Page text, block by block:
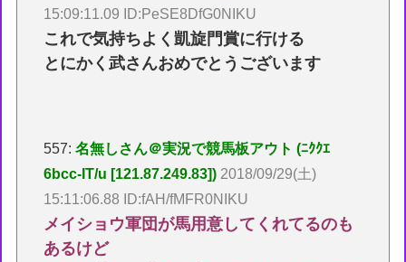
15:09:11.09 ID:PeSE8DfG0NIKU
これで気持ちよく凱旋門賞に行ける
とにかく武さんおめでとうございます
557:名無しさん＠実況で競馬板アウト (ﾆｸｸｴ
6bcc-IT/u [121.87.249.83]) 2018/09/29(土)
15:11:06.88 ID:fAH/fMFR0NIKU
メイショウ軍団が馬用意してくれてるのも
あるけど